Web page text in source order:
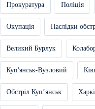
Прокуратура Поліція
Окупація Наслідки
Великий Бурлук
Куп'янськ-Вузловий
Обстріл Купʼянськ